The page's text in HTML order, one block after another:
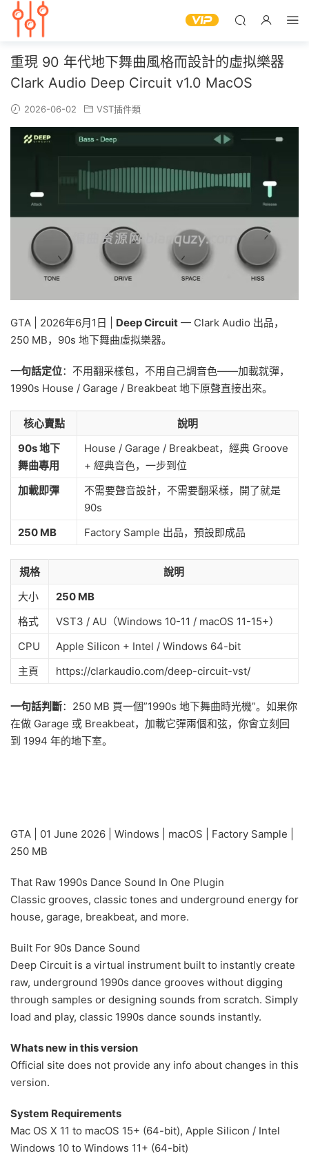
重現 90 年代地下舞曲風格而設計的虛拟樂器
Clark Audio Deep Circuit v1.0 MacOS
2026-06-02 VST插件類
GTA | 2026年6月1日 | Deep Circuit — Clark Audio 出品，
250 MB，90s 地下舞曲虛拟樂器。
一句話定位：不用翻采樣包，不用自己調音色——加載就彈，
1990s House / Garage / Breakbeat 地下原聲直接出來。
核心賣點
說明
90s 地下
舞曲專用
House / Garage / Breakbeat，經典 Groove
+ 經典音色，一步到位
加載即彈
不需要聲音設計，不需要翻采樣，開了就是
90s
250 MB
Factory Sample 出品，預設即成品
規格
說明
大小
250 MB
格式
VST3 / AU（Windows 10-11 / macOS 11-15+）
CPU
Apple Silicon + Intel / Windows 64-bit
主頁
https://clarkaudio.com/deep-circuit-vst/
一句話判斷：250 MB 買一個”1990s 地下舞曲時光機”。如果你
在做 Garage 或 Breakbeat，加載它彈兩個和弦，你會立刻回
到 1994 年的地下室。
GTA | 01 June 2026 | Windows | macOS | Factory Sample |
250 MB
That Raw 1990s Dance Sound In One Plugin
Classic grooves, classic tones and underground energy for
house, garage, breakbeat, and more.
Built For 90s Dance Sound
Deep Circuit is a virtual instrument built to instantly create
raw, underground 1990s dance grooves without digging
through samples or designing sounds from scratch. Simply
load and play, classic 1990s dance sounds instantly.
Whats new in this version
Official site does not provide any info about changes in this
version.
System Requirements
Mac OS X 11 to macOS 15+ (64-bit), Apple Silicon / Intel
Windows 10 to Windows 11+ (64-bit)